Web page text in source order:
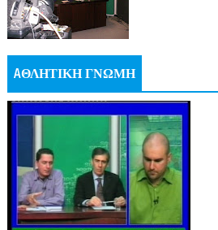
AΘΛΗΤΙΚΗ ΓΝΩΜΗ